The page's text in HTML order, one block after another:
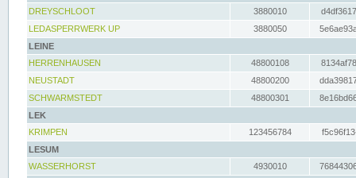
DREYSCHLOOT
3880010
LEDASPERRWERK UP
3880050
LEINE
HERRENHAUSEN
48800108
NEUSTADT
48800200
SCHWARMSTEDT
48800301
LEK
KRIMPEN
123456784
LESUM
WASSERHORST
4930010